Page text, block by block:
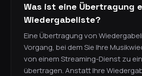
Was ist eine Übertragung
Wiedergabeliste?
Eine Übertragung von
Vorgang, bei dem Sie Ihre
von einem Streaming-Dienst zu
übertragen. Anstatt Ihre